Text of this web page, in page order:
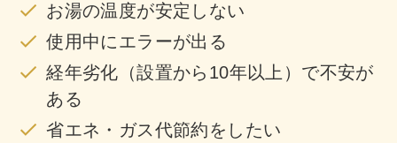
お湯の温度が安定しない
使用中にエラーが出る
経年劣化（設置から10年以上）で不安が
ある
省エネ・ガス代節約をしたい